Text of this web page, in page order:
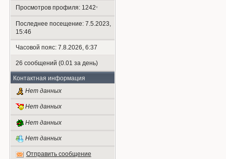
Просмотров профиля: 1242*
Последнее посещение: 7.5.2023,
15:46
Часовой пояс: 7.8.2026, 6:37
26 сообщений (0.01 за день)
Контактная информация
Нет данных
Нет данных
Нет данных
Нет данных
Отправить сообщение